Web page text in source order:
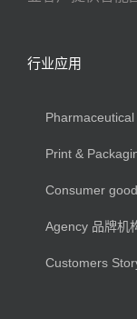
行业应用
Pharmaceutical
Print &
Consumer
Agency 品牌机
Customers